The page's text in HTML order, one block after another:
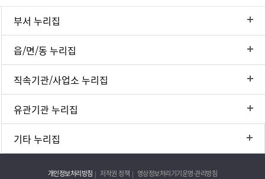
부서 누리집
읍/면/동 누리집
직속기관/사업소 누리집
유관기관 누리집
기타 누리집
개인정보처리방침 저작권 정책 영상정보처리기기운영·관리방침